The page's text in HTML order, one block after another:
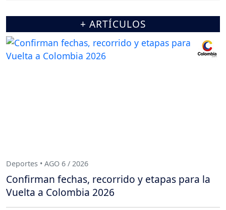
+ ARTÍCULOS
Deportes • AGO 6 / 2026
Confirman fechas, recorrido y etapas para la
Vuelta a Colombia 2026